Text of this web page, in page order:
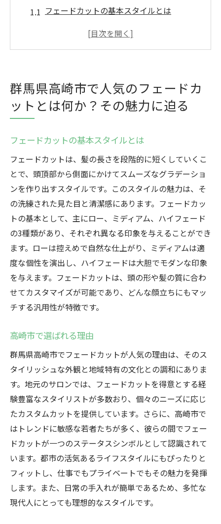
フェードカットの基本スタイルとは
高崎市で選ばれる理由
フェードカットで変わる日常生活
洗練されたフェードカットが群馬県高崎市で進
高崎市のトレンドセッターたち
新しい技術とスタイルの融合
地域のサロンの革新
高崎市でのフェードカットの歴史
フェードカットが進化する社会的背景
高崎市の文化とファッションの影響
地元スタイリストがおすすめする高崎市の最新
フェードカットスタイル
スタイリストが語るフェードカットの魅力
高崎市で注目のスタイル事例
顧客の声とスタイリストの視点
地元サロンのフェードカット技術
フェードカットスタイルの最新トレンド
フェードカットの歴史と高崎市での発展ストー
リー
フェードカットの起源
高崎市での普及の背景
地域独自のフェードカットの特徴
時代ごとのスタイル変遷
フェードカットが高崎市にもたらした変化
未来に向けたフェードカットの展望
高崎市のサロンで体験できるフェードカットの
群馬県高崎市で人気のフェードカ
ットとは何か？その魅力に迫る
フェードカットの基本スタイルとは
フェードカットは、髪の長さを段階的に短くしていくこ
とで、頭頂部から側面にかけてスムーズなグラデーショ
ンを作り出すスタイルです。このスタイルの魅力は、そ
の洗練された見た目と清潔感にあります。フェードカッ
トの基本として、主にロー、ミディアム、ハイフェード
の3種類があり、それぞれ異なる印象を与えることができ
ます。ローは控えめで自然な仕上がり、ミディアムは適
度な個性を演出し、ハイフェードは大胆でモダンな印象
を与えます。フェードカットは、頭の形や髪の質に合わ
せてカスタマイズが可能であり、どんな顔立ちにもマッ
チする汎用性が特徴です。
高崎市で選ばれる理由
群馬県高崎市でフェードカットが人気の理由は、そのス
タイリッシュな外観と地域特有の文化との調和にありま
す。地元のサロンでは、フェードカットを得意とする経
験豊富なスタイリストが多数おり、個々のニーズに応じ
たカスタムカットを提供しています。さらに、高崎市で
はトレンドに敏感な若者たちが多く、彼らの間でフェー
ドカットが一つのステータスシンボルとして認識されて
います。都市の活気あるライフスタイルにもぴったりと
フィットし、仕事でもプライベートでもその魅力を発揮
します。また、日常の手入れが簡単であるため、多忙な
現代人にとっても理想的なスタイルです。